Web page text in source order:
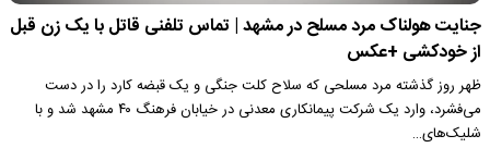
جنایت هولناک مرد مسلح در مشهد | تماس تلفنی قاتل با یک زن قبل
از خودکشی +عکس
ظهر روز گذشته مرد مسلحی که سلاح کلت جنگی و یک قبضه کارد را در دست
می‌فشرد، وارد یک شرکت پیمانکاری معدنی در خیابان فرهنگ ۴۰ مشهد شد و با
شلیک‌های…